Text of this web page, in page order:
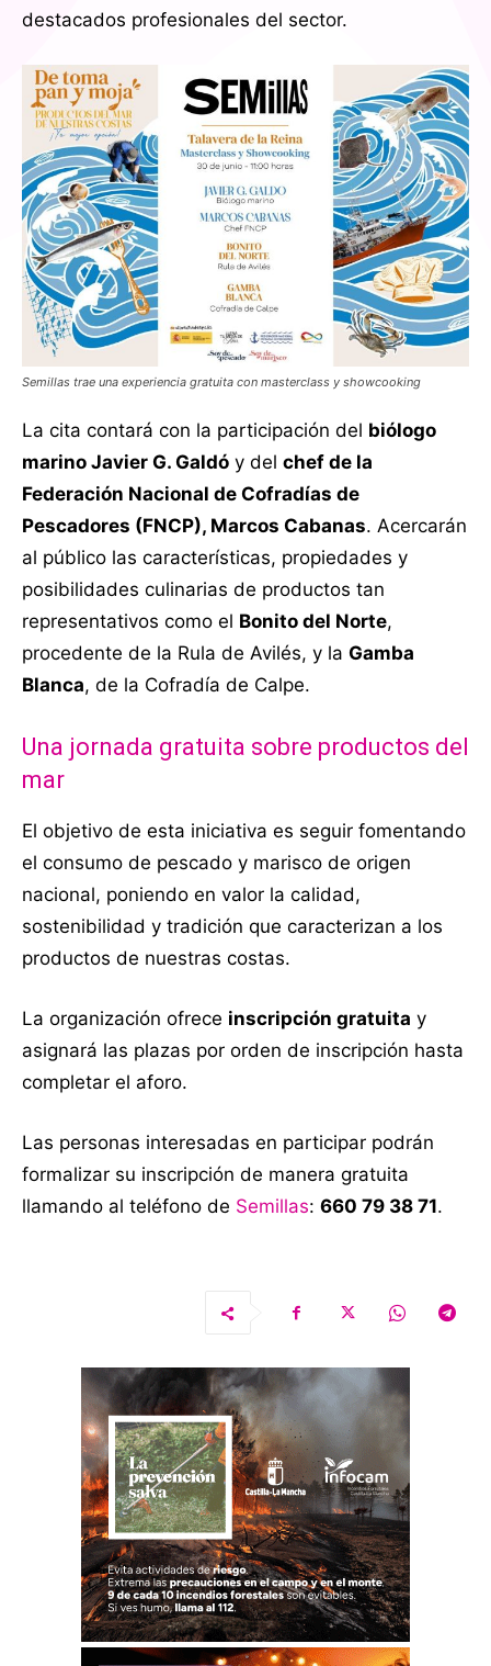
destacados profesionales del sector.
Semillas trae una experiencia gratuita con masterclass y showcooking
La cita contará con la participación del biólogo
marino Javier G. Galdó y del chef de la
Federación Nacional de Cofradías de
Pescadores (FNCP), Marcos Cabanas. Acercarán
al público las características, propiedades y
posibilidades culinarias de productos tan
representativos como el Bonito del Norte,
procedente de la Rula de Avilés, y la Gamba
Blanca, de la Cofradía de Calpe.
Una jornada gratuita sobre productos del
mar
El objetivo de esta iniciativa es seguir fomentando
el consumo de pescado y marisco de origen
nacional, poniendo en valor la calidad,
sostenibilidad y tradición que caracterizan a los
productos de nuestras costas.
La organización ofrece inscripción gratuita y
asignará las plazas por orden de inscripción hasta
completar el aforo.
Las personas interesadas en participar podrán
formalizar su inscripción de manera gratuita
llamando al teléfono de Semillas: 660 79 38 71.